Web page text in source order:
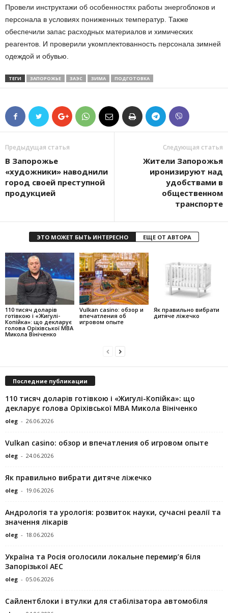
Провели инструктажи об особенностях работы энергоблоков и
персонала в условиях пониженных температур. Также
обеспечили запас расходных материалов и химических
реагентов. И проверили укомплектованность персонала зимней
одеждой и обувью.
ТЕГИ ЗАПОРОЖЬЕ ЗАЭС ЗИМА ПОДГОТОВКА
Предыдущая статья
В Запорожье
«художники» наводнили
город своей преступной
продукцией
Следующая статья
Жители Запорожья
иронизируют над
удобствами в
общественном
транспорте
ЭТО МОЖЕТ БЫТЬ ИНТЕРЕСНО ЕЩЕ ОТ АВТОРА
110 тисяч доларів
готівкою і «Жигулі-
Копійка»: що декларує
голова Оріхівської МВА
Микола Вініченко
Vulkan casino: обзор и
впечатления об
игровом опыте
Як правильно вибрати
дитяче ліжечко
Последние публикации
110 тисяч доларів готівкою і «Жигулі-Копійка»: що
декларує голова Оріхівської МВА Микола Вініченко
oleg - 26.06.2026
Vulkan casino: обзор и впечатления об игровом опыте
oleg - 24.06.2026
Як правильно вибрати дитяче ліжечко
oleg - 19.06.2026
Андрологія та урологія: розвиток науки, сучасні реалії та
значення лікарів
oleg - 18.06.2026
Україна та Росія оголосили локальне перемир’я біля
Запорізької АЕС
oleg - 05.06.2026
Сайлентблоки і втулки для стабілізатора автомобіля